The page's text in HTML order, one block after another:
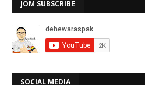
JOM SUBSCRIBE
SOCIAL MEDIA